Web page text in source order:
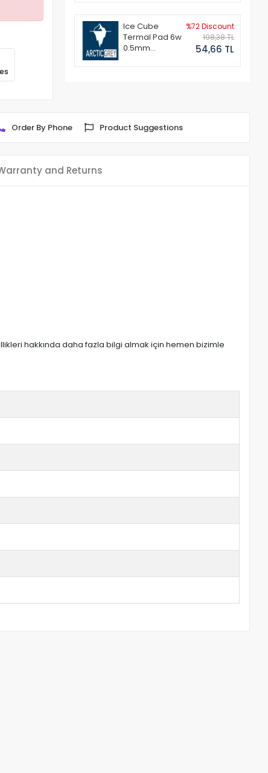
Ice Cube
Termal Pad 6w
0.5mm
%72 Discount
198,38 TL
54,66 TL
Order By Phone Product Suggestions
and Returns
hakkında daha fazla bilgi almak için hemen bizimle